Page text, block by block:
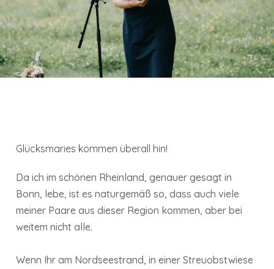
Glücksmaries kommen überall hin!
Da ich im schönen Rheinland, genauer gesagt in
Bonn, lebe, ist es naturgemäß so, dass auch viele
meiner Paare aus dieser Region kommen, aber bei
weitem nicht alle.
Wenn Ihr am Nordseestrand, in einer Streuobstwiese